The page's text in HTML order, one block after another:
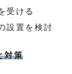
受ける
設置を検討
対策